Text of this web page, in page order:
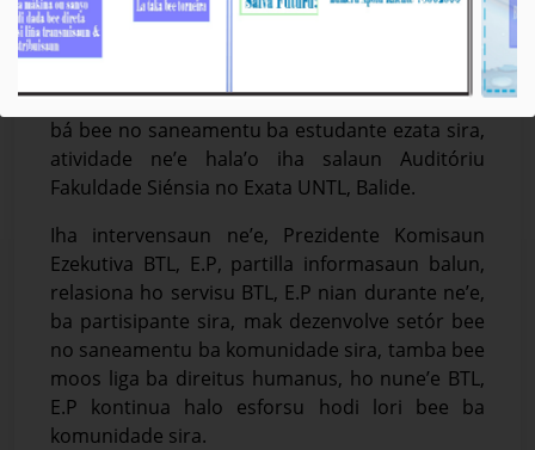
Díli, 18/10/2022, Prezidente Komisaun Ezekutiva
(K.E) Bee Timor-Leste, Empreza Públika (BTL,
E.P), Eng. Carlos Peloi dos Reis, partisipa
palestra, nu’udár sai oradór, hodi ko’alia kona-
bá bee no saneamentu ba estudante ezata sira,
atividade ne’e hala’o iha salaun Auditóriu
Fakuldade Siénsia no Exata UNTL, Balide.
Iha intervensaun ne’e, Prezidente Komisaun
Ezekutiva BTL, E.P, partilla informasaun balun,
relasiona ho servisu BTL, E.P nian durante ne’e,
ba partisipante sira, mak dezenvolve setór bee
no saneamentu ba komunidade sira, tamba bee
moos liga ba direitus humanus, ho nune’e BTL,
E.P kontinua halo esforsu hodi lori bee ba
komunidade sira.